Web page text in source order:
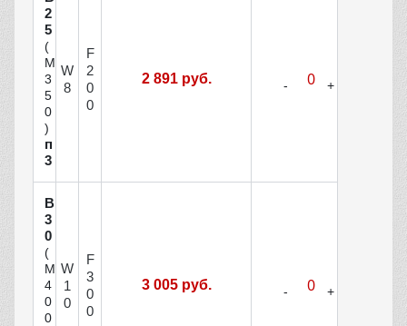
2
5
(
М
3
5
0
)
п
3
W
8
F
2
0
0
2 891 руб.
В
3
0
(
М
4
0
0
W
1
0
F
3
0
0
3 005 руб.